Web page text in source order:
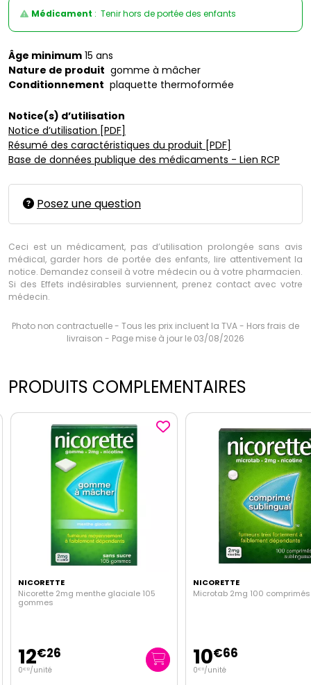
Médicament : Tenir hors de portée des enfants
Âge minimum 15 ans
Nature de produit gomme à mâcher
Conditionnement plaquette thermoformée
Notice(s) d’utilisation
Notice d’utilisation [PDF]
Résumé des caractéristiques du produit [PDF]
Base de données publique des médicaments - Lien RCP
Posez une question
Ceci est un médicament, pas d’utilisation prolongée sans avis
médical, garder hors de portée des enfants, lire attentivement la
notice. Demandez conseil à votre médecin ou à votre pharmacien.
Si des Effets indésirables surviennent, prenez contact avec votre
médecin.
Photo non contractuelle - Tous les prix incluent la TVA - Hors frais de
livraison - Page mise à jour le 03/08/2026
PRODUITS COMPLEMENTAIRES
NICORETTE
Nicorette 2mg menthe glaciale 105
gommes
12€26
0€ 12/unité
NICORETTE
Microtab 2mg 100 comprimés
10€66
0€ 11/unité